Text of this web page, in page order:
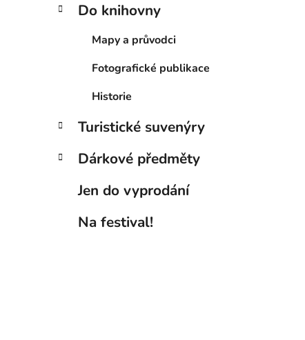
Do knihovny
Mapy a průvodci
Fotografické publikace
Historie
Turistické suvenýry
Dárkové předměty
Jen do vyprodání
Na festival!